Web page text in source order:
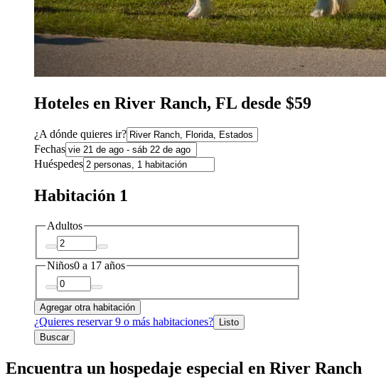
Hoteles en River Ranch, FL desde $59
¿A dónde quieres ir?
Fechas
Huéspedes
Habitación 1
Adultos
Niños0 a 17 años
Agregar otra habitación
¿Quieres reservar 9 o más habitaciones? Listo
Buscar
Encuentra un hospedaje especial en River Ranch